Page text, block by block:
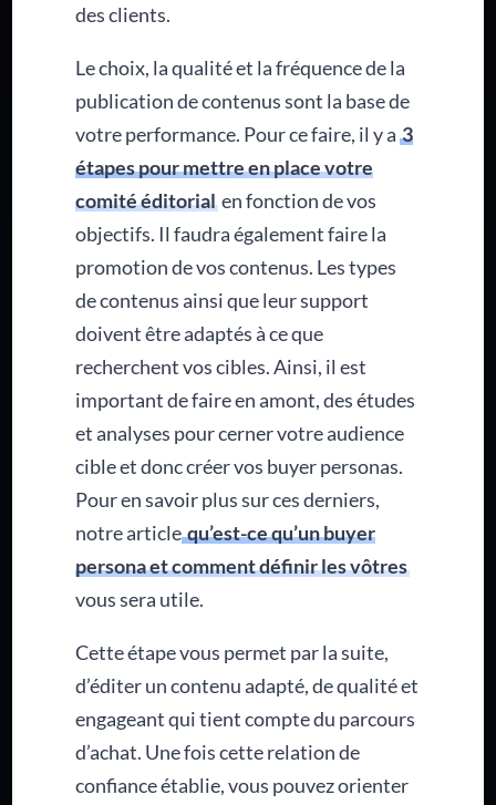
des clients.
Le choix, la qualité et la fréquence de la
publication de contenus sont la base de
votre performance. Pour ce faire, il y a3
étapes pour mettre en place votre
comité éditorialen fonction de vos
objectifs. Il faudra également faire la
promotion de vos contenus. Les types
de contenus ainsi que leur support
doivent être adaptés à ce que
recherchent vos cibles. Ainsi, il est
important de faire en amont, des études
et analyses pour cerner votre audience
cible et donc créer vos buyer personas.
Pour en savoir plus sur ces derniers,
notre articlequ’est-ce qu’un buyer
persona et comment définir les vôtres
vous sera utile.
Cette étape vous permet par la suite,
d’éditer un contenu adapté, de qualité et
engageant qui tient compte du parcours
d’achat. Une fois cette relation de
confiance établie, vous pouvez orienter